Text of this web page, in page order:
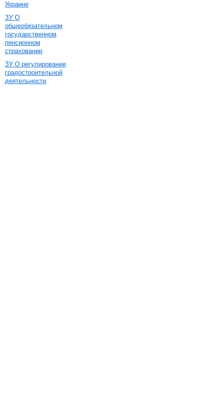
Украине
ЗУ О
общеобязательном
государственном
пенсионном
страховании
ЗУ О регулировании
градостроительной
деятельности